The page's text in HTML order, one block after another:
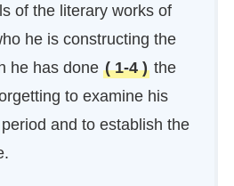
of the literary works of
he is constructing the
he has done ( 1-4 )the
to examine his
and to establish the